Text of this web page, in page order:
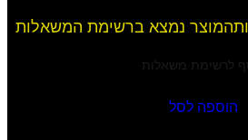
המוצר נמצא ברשימת המשאלות
לרשימת משאלות
הוספה לסל